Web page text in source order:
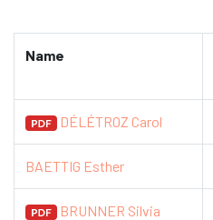
Name
DÉLÉTROZ Carol
BAETTIG Esther
BRUNNER Silvia